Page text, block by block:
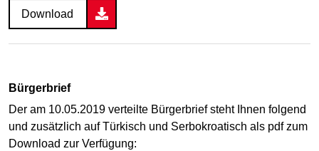
Download
Bürgerbrief
Der am 10.05.2019 verteilte Bürgerbrief steht Ihnen folgend
und zusätzlich auf Türkisch und Serbokroatisch als pdf zum
Download zur Verfügung: